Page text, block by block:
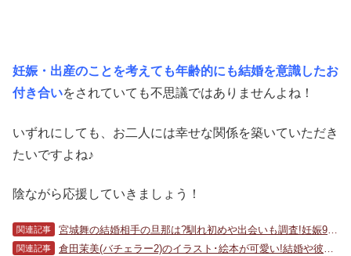
妊娠・出産のことを考えても年齢的にも結婚を意識したお
付き合いをされていても不思議ではありませんよね！
いずれにしても、お二人には幸せな関係を築いていただき
たいですよね♪
陰ながら応援していきましょう！
関連記事 宮城舞の結婚相手の旦那は?馴れ初めや出会いも調査!妊娠9ヶ月でなぜ今発表?
関連記事 倉田茉美(バチェラー2)のイラスト･絵本が可愛い!結婚や彼氏は?大学や身長も!